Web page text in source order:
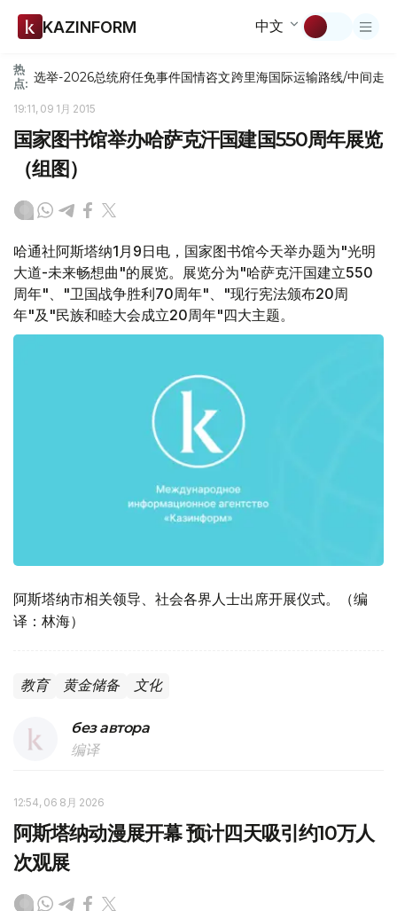
KAZINFORM 中文
热
点: 选举-2026总统府任免事件国情咨文跨里海国际运输路线/中间走廊
19:11, 09 1月 2015
国家图书馆举办哈萨克汗国建国550周年展览
（组图）
哈通社阿斯塔纳1月9日电，国家图书馆今天举办题为"光明
大道-未来畅想曲"的展览。展览分为"哈萨克汗国建立550
周年"、"卫国战争胜利70周年"、"现行宪法颁布20周
年"及"民族和睦大会成立20周年"四大主题。
阿斯塔纳市相关领导、社会各界人士出席开展仪式。（编
译：林海）
教育 黄金储备 文化
без автора
编译
12:54, 06 8月 2026
阿斯塔纳动漫展开幕 预计四天吸引约10万人
次观展